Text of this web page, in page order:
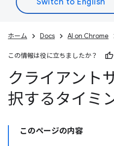
ホーム Docs AI on Chrome
この情報は役に立ちましたか？
クライアント
択するタイミ
このページの内容